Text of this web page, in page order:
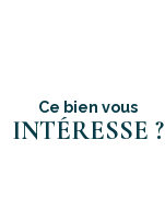
Ce bien vous
INTÉRESSE ?